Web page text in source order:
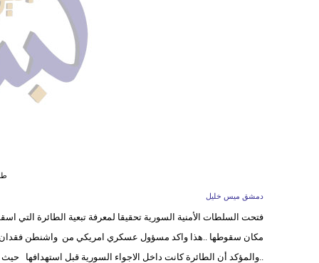
دمشق ميس خليل
فتحت السلطات الأمنية السورية تحقيقا لمعرفة تبعية الطائرة التي
مكان سقوطها ..هذا واكد مسؤول عسكري امريكي من واشنطن فقدان
..والمؤكد أن الطائرة كانت داخل الاجواء السورية قبل استهدافها